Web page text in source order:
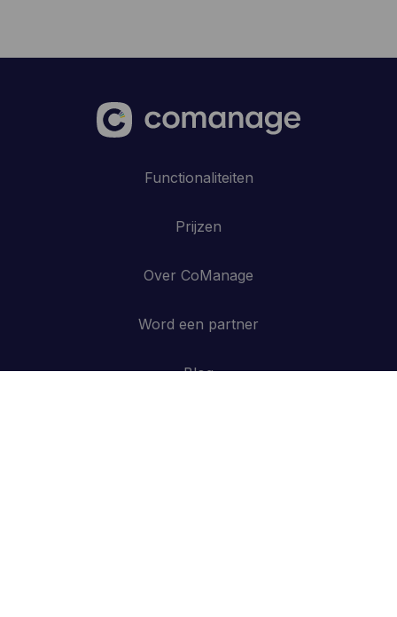
Functionaliteiten
Prijzen
Over CoManage
Word een partner
Blog